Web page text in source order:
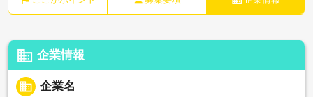
business 企業情報
business 企業名